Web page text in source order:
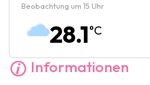
Samstag :
Sonntag :10:00 -18:00
Beobachtung um 15 Uhr
28.1°C
Informationen